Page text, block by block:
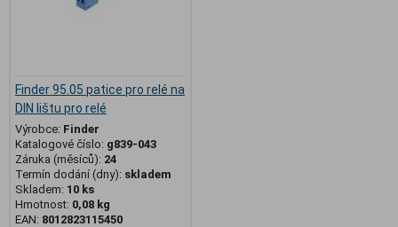
Finder 95.05 patice pro relé na
DIN lištu pro relé
Výrobce: Finder
Katalogové číslo: g839-043
Záruka (měsíců): 24
Termín dodání (dny): skladem
Skladem: 10 ks
Hmotnost: 0,08 kg
EAN: 8012823115450